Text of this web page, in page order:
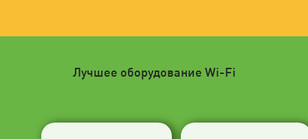
Лучшее оборудование Wi-Fi